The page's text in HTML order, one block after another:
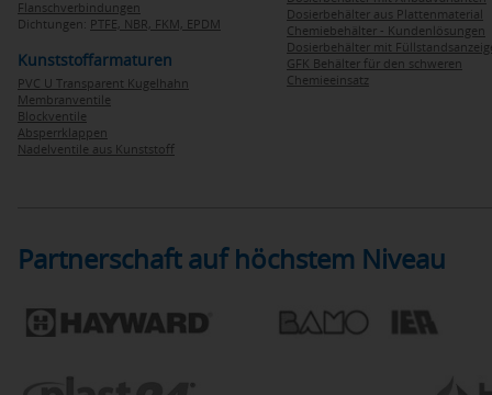
Flanschverbindungen
Dichtungen: PTFE, NBR, FKM, EPDM
Kunststoffarmaturen
PVC U Transparent Kugelhahn
Membranventile
Blockventile
Absperrklappen
Nadelventile aus Kunststoff
Dosierbehälter aus Plattenmaterial
Chemiebehälter - Kundenlösungen
Dosierbehälter mit
GFK Behälter für den schweren
Chemieeinsatz
Partnerschaft auf höchstem Niveau